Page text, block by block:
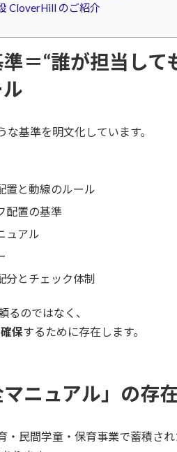
CloverHill のご紹介
“誰が担当して
基準を明文化しています。
置と動線のルール
配置の基準
ュアル
分とチェック体制
るのではなく、
保するために存在します。
ニュアル」の存
・民間学童・保育事業で蓄積さ